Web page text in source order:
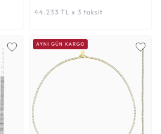
44.233 TL x 3 taksit
AYNI GÜN KARGO